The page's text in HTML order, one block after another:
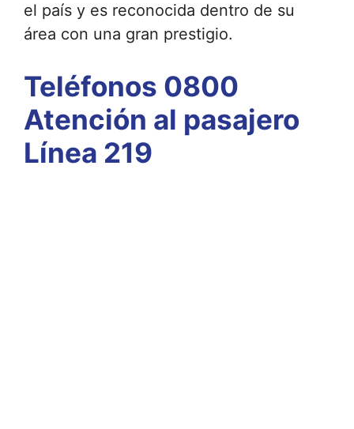
el país y es reconocida dentro de su
área con una gran prestigio.
Teléfonos 0800
Atención al pasajero
Línea 219